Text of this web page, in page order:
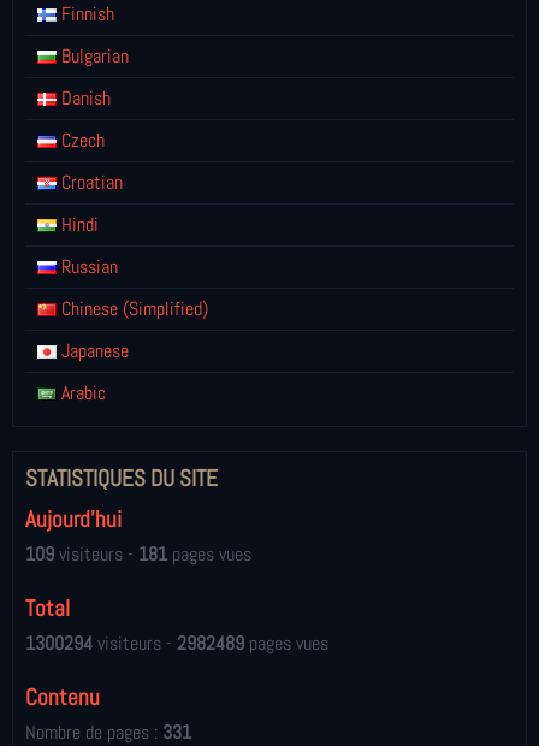
Finnish
Bulgarian
Danish
Czech
Croatian
Hindi
Russian
Chinese (Simplified)
Japanese
Arabic
STATISTIQUES DU SITE
Aujourd'hui
109visiteurs - 181pages vues
Total
1300294visiteurs - 2982489 pages vues
Contenu
Nombre de pages : 331